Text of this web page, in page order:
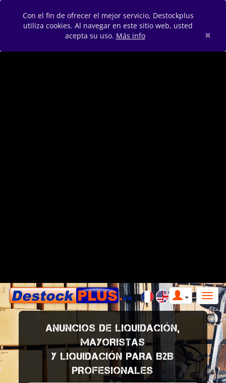
Con el fin de ofrecer el mejor servicio, Destockplus
utiliza cookies. Al navegar en este sitio web, usted
acepta su uso. Más info ×
ANUNCIOS DE LIQUIDACIÓN,
MAYORISTAS
Y LIQUIDACIÓN PARA B2B
PROFESIONALES